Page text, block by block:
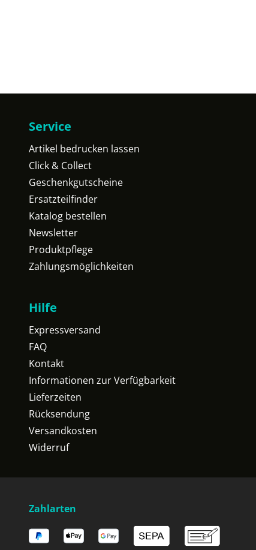
Service
Artikel bedrucken lassen
Click & Collect
Geschenkgutscheine
Ersatzteilfinder
Katalog bestellen
Newsletter
Produktpflege
Zahlungsmöglichkeiten
Hilfe
Expressversand
FAQ
Kontakt
Informationen zur Verfügbarkeit
Lieferzeiten
Rücksendung
Versandkosten
Widerruf
Zahlarten